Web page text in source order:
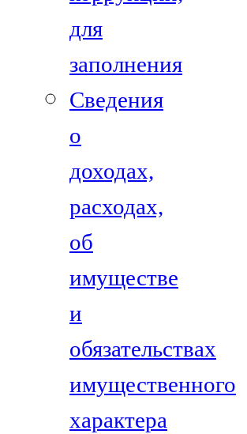
для
заполнения
Сведения
о
доходах,
расходах,
об
имуществе
и
обязательствах
имущественного
характера